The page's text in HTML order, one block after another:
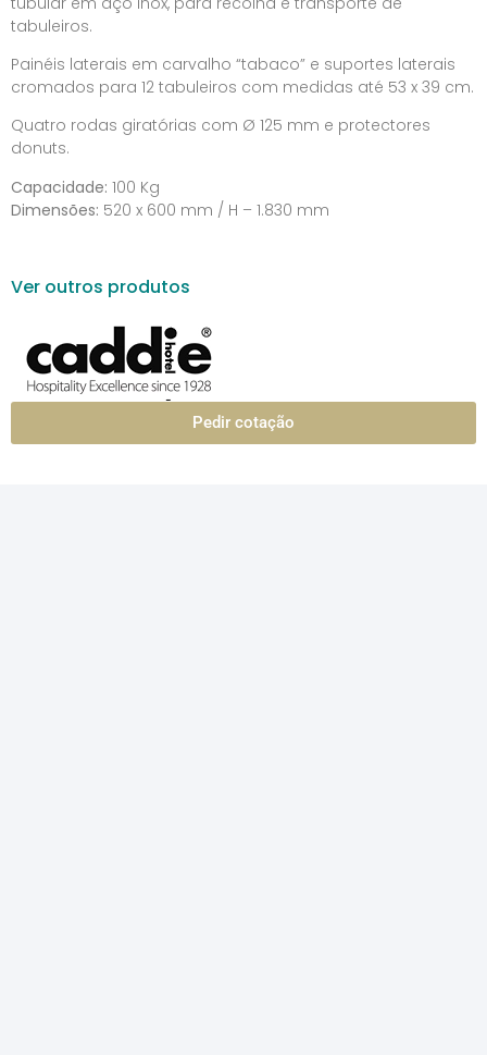
tabuleiros.
Painéis laterais em carvalho “tabaco” e suportes laterais
cromados para 12 tabuleiros com medidas até 53 x 39 cm.
Quatro rodas giratórias com Ø 125 mm e protectores
donuts.
Capacidade: 100 Kg
Dimensões: 520 x 600 mm / H – 1.830 mm
Ver outros produtos
Pedir cotação